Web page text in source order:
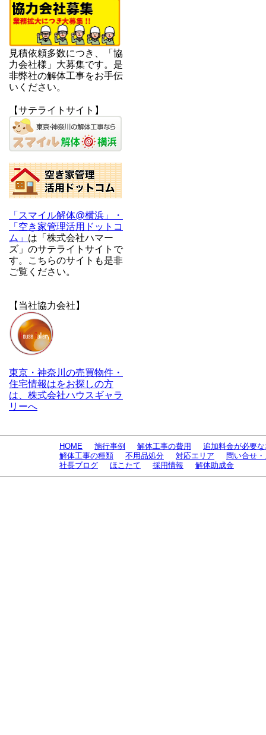
見積依頼多数につき、「協
力会社様」大募集です。是
非弊社の解体工事をお手伝
いください。
【サテライトサイト】
「スマイル解体@横浜」・
「空き家管理活用ドットコ
ム」 は「株式会社ハマー
ズ」のサテライトサイトで
す。こちらのサイトも是非
ご覧ください。
【当社協力会社】
東京・神奈川の売買物件・
住宅情報はをお探しの方
は、株式会社ハウスギャラ
リーへ
HOME 施行事例 解体工事の費用
追加料金が必要
解体工事の種類
不用品処分 対応エリア
問い合せ
社長ブログ
ほこたて 採用情報 解体助成金